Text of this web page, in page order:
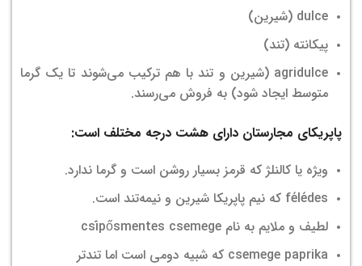
dulce (شیرین)
پیکانته (تند)
agridulce (شیرین و تند با هم ترکیب می‌شوند تا یک گرما
متوسط ​​ایجاد شود) به فروش می‌رسند.
پاپریکای مجارستان دارای هشت درجه مختلف است:
ویژه یا کالنلژ که قرمز بسیار روشن است و گرما ندارد.
félédes که نیم پاپریکا شیرین و نیمه‌تند است.
لطیف و ملایم به نام csípősmentes csemege
csemege paprika که شبیه دومی است اما تندتر